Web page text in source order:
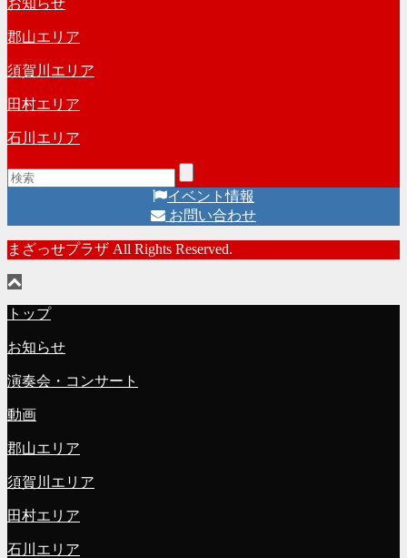
ブ
郡山エリア
須賀川エリア
田村エリア
石川エリア
イベント情報
お問い合わせ
まざっせプラザ All Rights Reserved.
トップ
お知らせ
演奏会・コンサート
動画
郡山エリア
須賀川エリア
田村エリア
石川エリア